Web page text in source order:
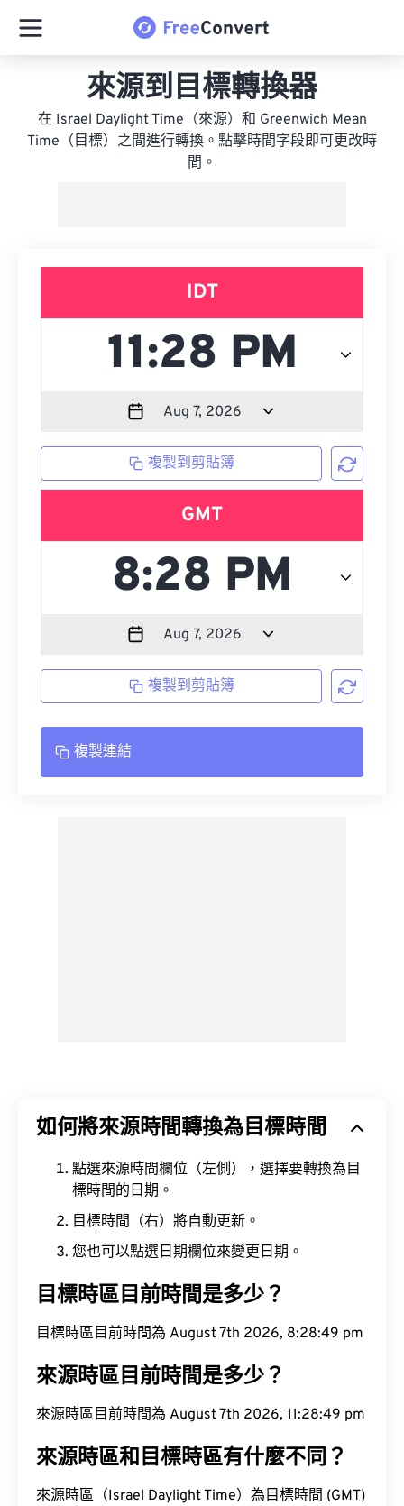
來源到目標轉換器
在 Israel Daylight Time（來源）和 Greenwich Mean
Time（目標）之間進行轉換。點擊時間字段即可更改時
間。
IDT
複製到剪貼簿
GMT
複製到剪貼簿
複製連結
如何將來源時間轉換為目標時間
點選來源時間欄位（左側），選擇要轉換為目
標時間的日期。
目標時間（右）將自動更新。
您也可以點選日期欄位來變更日期。
目標時區目前時間是多少？
目標時區目前時間為 August 7th 2026, 8:28:50 pm
來源時區目前時間是多少？
來源時區目前時間為 August 7th 2026, 11:28:50 pm
來源時區和目標時區有什麼不同？
來源時區（Israel Daylight Time）為目標時間 (GMT)